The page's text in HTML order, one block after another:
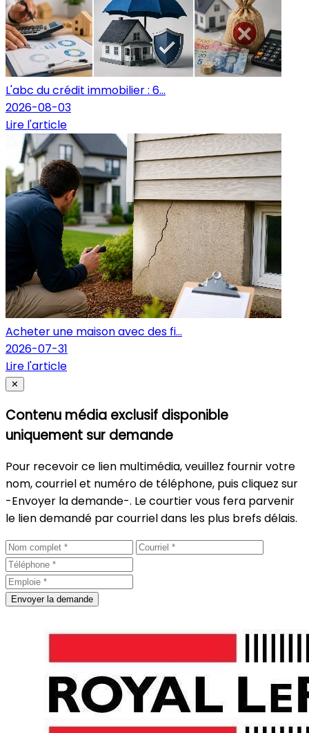
L'abc du crédit immobilier : 6...
2026-08-03
Lire l'article
Acheter une maison avec des fi...
2026-07-31
Lire l'article
Fermer
✕
Contenu média exclusif disponible
uniquement sur demande
Pour recevoir ce lien multimédia, veuillez fournir votre
nom, courriel et numéro de téléphone, puis cliquez sur
-Envoyer la demande-. Le courtier vous fera parvenir
le lien demandé par courriel dans les plus brefs délais.
Envoyer la demande